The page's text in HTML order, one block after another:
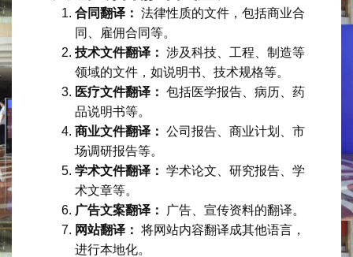
合同翻译： 法律性质的文件，包括商业合
同、雇佣合同等。
技术文件翻译： 涉及科技、工程、制造等
领域的文件，如说明书、技术规格等。
医疗文件翻译： 包括医学报告、病历、药
品说明书等。
商业文件翻译： 公司报告、商业计划、市
场调研报告等。
学术文件翻译： 学术论文、研究报告、学
术文章等。
广告文案翻译：
广告、宣传资料的翻译。
网站翻译： 将网站内容翻译成其他语言，
进行本地化。